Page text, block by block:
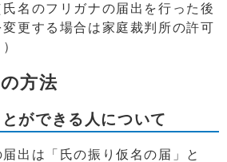
名のフリガナの届出を行った後
更する場合は家庭裁判所の許可
方法
ができる人について
出は「氏の振り仮名の届」と